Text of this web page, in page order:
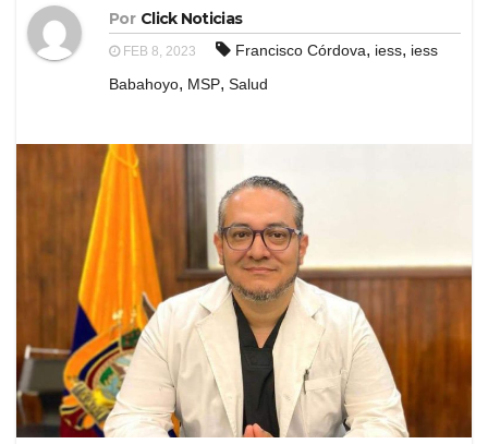
Por Click Noticias
FEB 8, 2023 Francisco Córdova, iess, iess
Babahoyo, MSP, Salud